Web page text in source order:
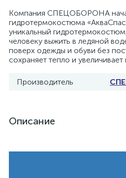
Компания СПЕЦОБОРОНА
гидротермокостюма
уникальный
человеку выжить в ледяной
поверх одежды и обуви без
сохраняет тепло и увеличивает
Производитель
Описание